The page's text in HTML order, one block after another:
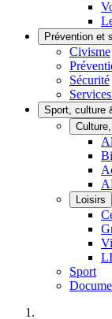
Prévention et
Civisme
Sécurité
Sport, culture
Loisirs
Sport